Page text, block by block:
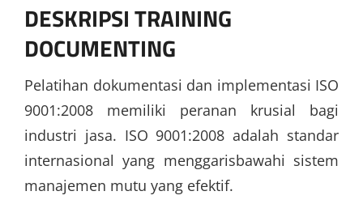
DESKRIPSITRAINING
DOCUMENTING
Pelatihan dokumentasi dan implementasi ISO
9001:2008 memiliki peranan krusial bagi
industri jasa. ISO 9001:2008 adalah standar
internasional yang menggarisbawahi sistem
manajemen mutu yang efektif.